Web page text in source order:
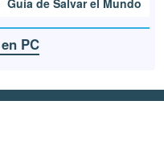
Guía de Salvar el Mundo
PC